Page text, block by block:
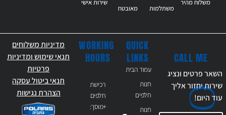
משלוח מהיר
משתלמות
מאובטח
שירות אישי
QUICK
LINKS
עמוד הבית
חנות
חלפים
חנות
WORKING
HOURS
רכישת
חלפים
+מוסך:
CALL ME
השאר פרטים ונציג
שירות יחזור אליך
עודהיום!
מדיניות משלוחים
תנאי שימוש ומדיניות
פרטיות
תנאי ביטול עסקה
הצהרת נגישות